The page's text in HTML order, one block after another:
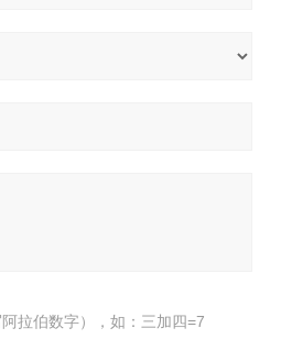
拉伯数字），如：三加四=7